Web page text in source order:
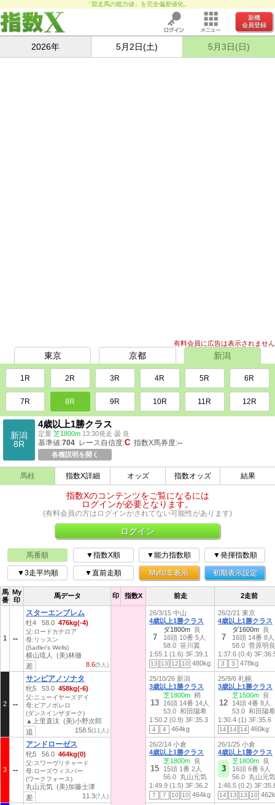
「競走馬の能力値」を完全偏差値化。
新機
会員登録
2026年 5月2日(土) 5月3日(日)
有料会員に広告は表示されません
東京 京都 新潟
1R 2R 3R 4R 5R 6R
7R 8R 9R 10R 11R 12R
新潟
8R
4歳以上1勝クラス
定量 芝1800m 13:30発走 曇 良
基準値:704 レース自信度:C 指数X馬券度:--
各種説明を開く
馬柱 指数X詳細 オッズ 指数オッズ 結果
指数Xのコンテンツをご覧になるには
ログインが必要となります。
(有料会員の方はログインがされてない可能性があります)
ログイン
馬番順 ▼指数X順 ▼能力指数順 ▼発揮指数順
▼3走平均順 ▼直前走順 My印非表示 初期表示設定
馬
番
My
印
馬データ 印 指数X
1
スターエンブレム
牡4 58.0 476kg(-4)
父:ロードカナロア
母:リッスン
(Sadler's Wells)
横山琉人 (美)林徹
8.6(5人)
差
2
サンピアノソナタ
牝5 53.0 458kg(-6)
父:ニューイヤーズデイ
母:ピアノボレロ
(ダンスインザダーク)
▲上里直汰 (美)小野次郎
158.5(11人)
追
3
アンドローゼス
牝5 56.0 464kg(0)
父:スワーヴリチャード
母:ローズウィスパー
(ワークフォース)
丸山元気 (美)加藤士津
11.3(7人)
差
前走 2走前
26/3/15 中山
4歳以上1勝クラス
7
ダ1800m 良
16頭 10番 5人
58.0 笹川翼
1:55.1 (1.6) 3F:39.1
13 13 12 10 480kg
26/2/21 東京
4歳以上1勝クラス
7
ダ1600m 良
16頭 14番 8人
58.0 菅原明良
1:37.6 (0.4)
3 3 478kg
25/10/26 新潟
3歳以上1勝クラス
13
芝1800m 稍
16頭 14番 14人
53.0 和田陽希
1:50.2 (0.9) 3F:35.3
4 4 464kg
25/9/6 札幌
3歳以上1勝クラス
12
芝1500m 良
14頭 4番 8人
53.0 和田陽希
1:30.4 (1) 3F:35.6
14 14 14 460kg
26/2/14 小倉
4歳以上1勝クラス
15
芝1800m 良
15頭 1番 2人
56.0 丸山元気
1:49.9 (1.5) 3F:36.2
7 7 10 10 464kg
26/1/25 小倉
4歳以上1勝クラス
3
芝1800m 良
16頭 6番 6人
56.0 丸山元気
1:46.5 (0.2)
14 13 13 10